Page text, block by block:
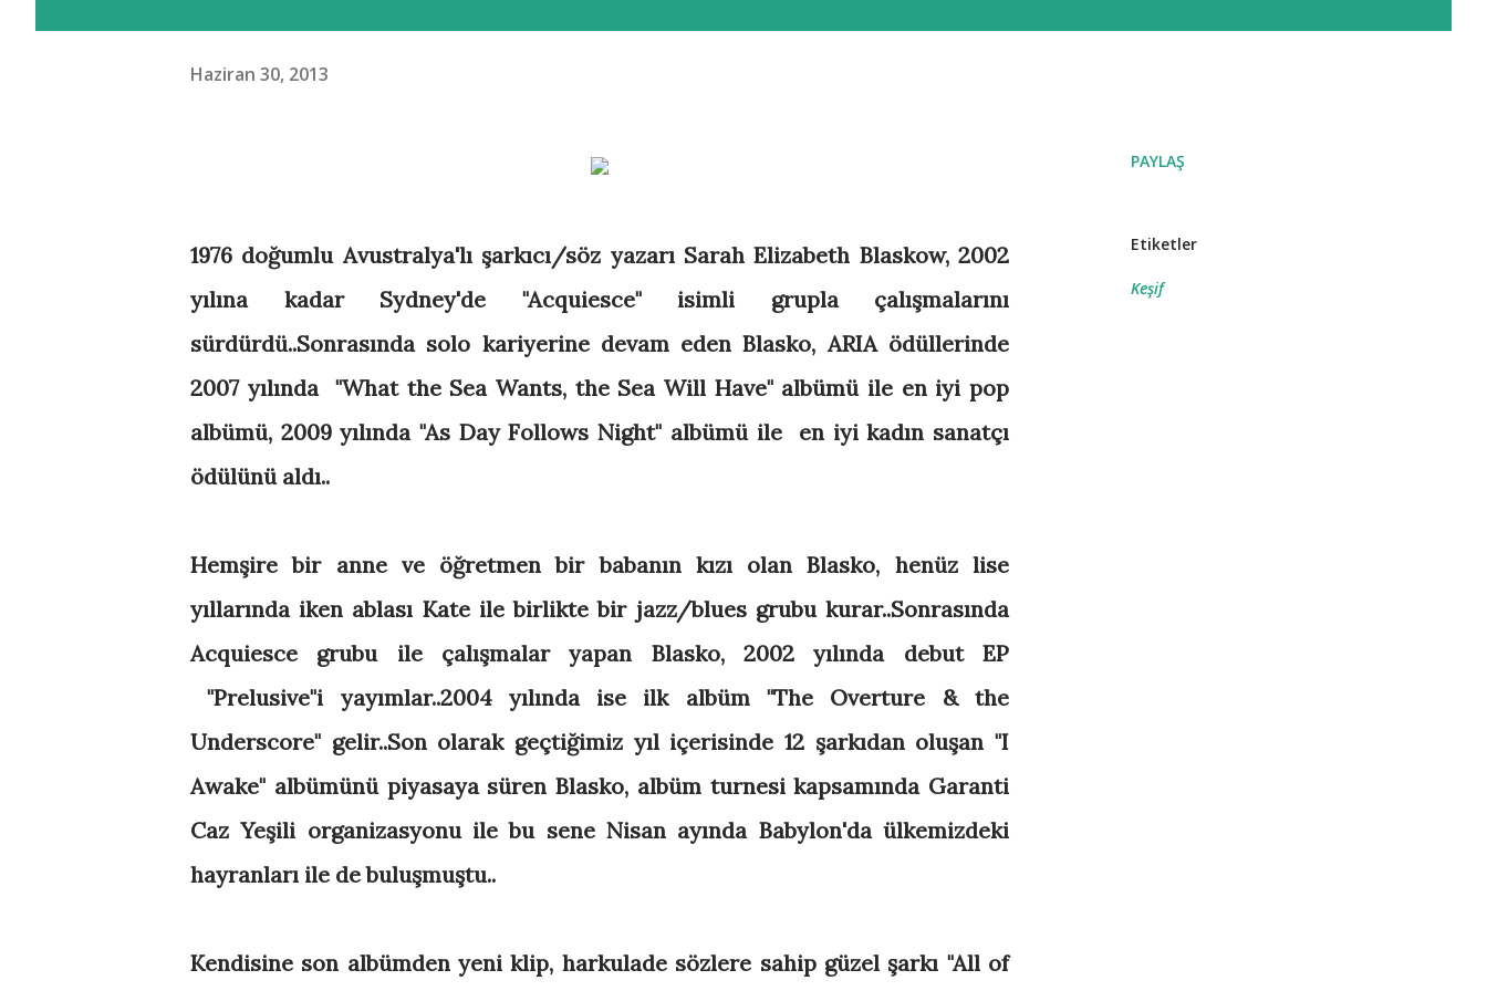
Haziran 30, 2013
1976 doğumlu Avustralya'lı şarkıcı/söz yazarı Sarah Elizabeth Blaskow, 2002
yılına kadar Sydney'de "Acquiesce" isimli grupla çalışmalarını
sürdürdü..Sonrasında solo kariyerine devam eden Blasko, ARIA ödüllerinde
2007 yılında "What the Sea Wants, the Sea Will Have" albümü ile en iyi pop
albümü, 2009 yılında "As Day Follows Night" albümü ile en iyi kadın sanatçı
ödülünü aldı..
Hemşire bir anne ve öğretmen bir babanın kızı olan Blasko, henüz lise
yıllarında iken ablası Kate ile birlikte bir jazz/blues grubu kurar..Sonrasında
Acquiesce grubu ile çalışmalar yapan Blasko, 2002 yılında debut EP
"Prelusive"i yayımlar..2004 yılında ise ilk albüm "The Overture & the
Underscore" gelir..Son olarak geçtiğimiz yıl içerisinde 12 şarkıdan oluşan "I
Awake" albümünü piyasaya süren Blasko, albüm turnesi kapsamında Garanti
Caz Yeşili organizasyonu ile bu sene Nisan ayında Babylon'da ülkemizdeki
hayranları ile de buluşmuştu..
Kendisine son albümden yeni klip, harkulade sözlere sahip güzel şarkı "All of
PAYLAŞ
Etiketler
Keşif